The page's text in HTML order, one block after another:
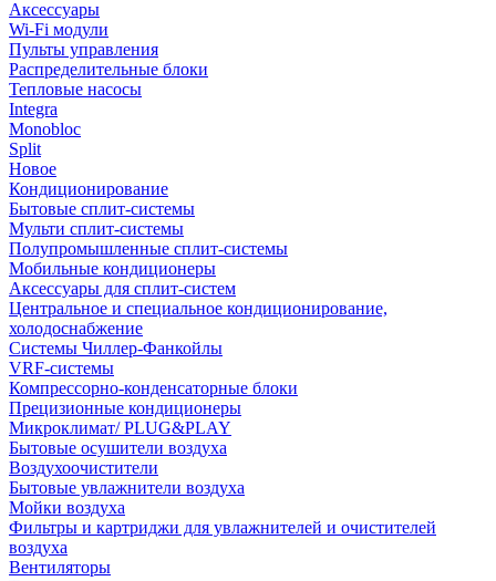
Аксессуары
Wi-Fi модули
Пульты управления
Распределительные блоки
Тепловые насосы
Integra
Monobloc
Split
Новое
Кондиционирование
Бытовые сплит-системы
Мульти сплит-системы
Полупромышленные сплит-системы
Мобильные кондиционеры
Аксессуары для сплит-систем
Центральное и специальное кондиционирование,
холодоснабжение
Системы Чиллер-Фанкойлы
VRF-системы
Компрессорно-конденсаторные блоки
Прецизионные кондиционеры
Микроклимат/ PLUG&PLAY
Бытовые осушители воздуха
Воздухоочистители
Бытовые увлажнители воздуха
Мойки воздуха
Фильтры и картриджи для увлажнителей и очистителей
воздуха
Вентиляторы